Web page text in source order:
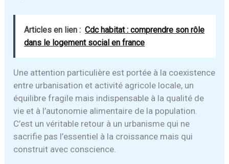
Articles en lien : Cdc habitat : comprendre son rôle
dans le logement social en france
Une attention particulière est portée à la coexistence
entre urbanisation et activité agricole locale, un
équilibre fragile mais indispensable à la qualité de
vie et à l’autonomie alimentaire de la population.
C’est un véritable retour à un urbanisme qui ne
sacrifie pas l’essentiel à la croissance mais qui
construit avec conscience.